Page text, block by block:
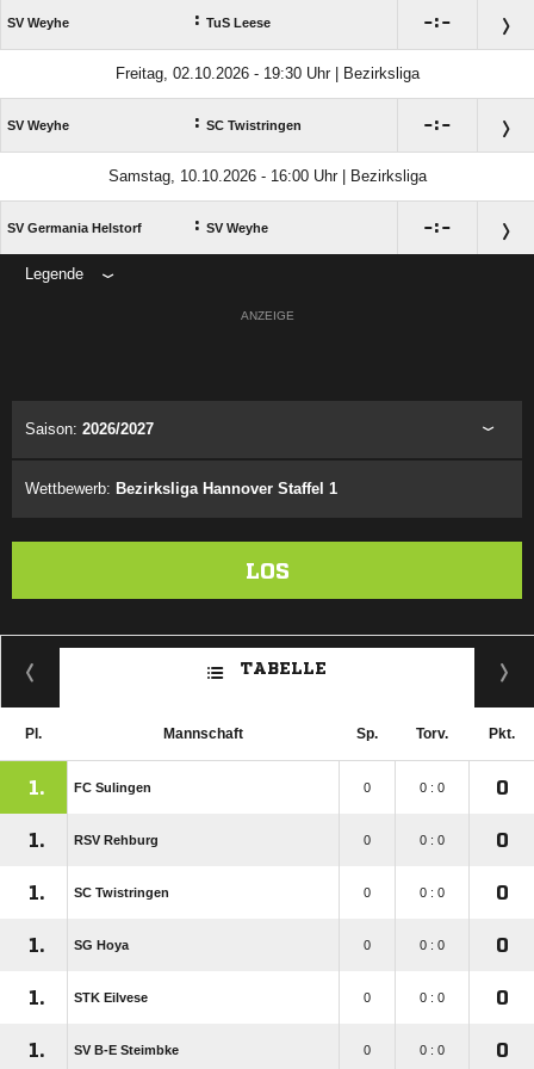
SV Weyhe : TuS Leese :
Freitag, 02.10.2026 - 19:30 Uhr | Bezirksliga
SV Weyhe : SC Twistringen :
Samstag, 10.10.2026 - 16:00 Uhr | Bezirksliga
SV Germania Helstorf : SV Weyhe :
Legende
ANZEIGE
Saison: 2026/2027
Wettbewerb: Bezirksliga Hannover Staffel 1
LOS
TABELLE
Pl. Mannschaft Sp. Torv. Pkt.
1. FC Sulingen 0 0 : 0 0
1. RSV Rehburg 0 0 : 0 0
1. SC Twistringen 0 0 : 0 0
1. SG Hoya 0 0 : 0 0
1. STK Eilvese 0 0 : 0 0
1. SV B-E Steimbke 0 0 : 0 0